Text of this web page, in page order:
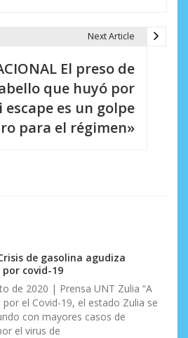
Next Article
El preso de
que huyó por
es un golpe
para el régimen»
de gasolina agudiza
covid-19
de 2020 | Prensa UNT Zulia “A
el Covid-19, el estado Zulia se
con mayores casos de
el virus de